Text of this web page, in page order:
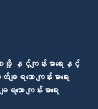
ဖို့ နှင့်ကျန်းမာရေးနှင့်
သော ကျန်းမာရေး
ာ ကျန်းမာရေး